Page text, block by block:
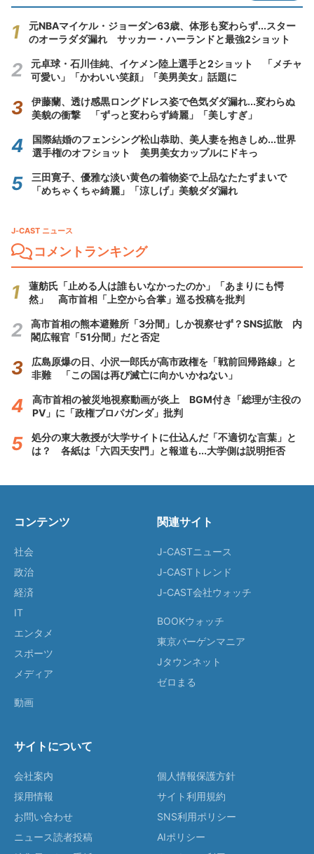
元NBAマイケル・ジョーダン63歳、体形も変わらず...スター
のオーラダダ漏れ サッカー・ハーランドと最強2ショット
元卓球・石川佳純、イケメン陸上選手と2ショット 「メチャ
可愛い」「かわいい笑顔」「美男美女」話題に
伊藤蘭、透け感黒ロングドレス姿で色気ダダ漏れ...変わらぬ
美貌の衝撃 「ずっと変わらず綺麗」「美しすぎ」
国際結婚のフェンシング松山恭助、美人妻を抱きしめ...世界
選手権のオフショット 美男美女カップルにドキっ
三田寛子、優雅な淡い黄色の着物姿で上品なたたずまいで
「めちゃくちゃ綺麗」「涼しげ」美貌ダダ漏れ
J-CAST ニュース
コメントランキング
蓮舫氏「止める人は誰もいなかったのか」「あまりにも愕
然」 高市首相「上空から合掌」巡る投稿を批判
高市首相の熊本避難所「3分間」しか視察せず？SNS拡散 内
閣広報官「51分間」だと否定
広島原爆の日、小沢一郎氏が高市政権を「戦前回帰路線」と
非難 「この国は再び滅亡に向かいかねない」
高市首相の被災地視察動画が炎上 BGM付き「総理が主役の
PV」に「政権プロパガンダ」批判
処分の東大教授が大学サイトに仕込んだ「不適切な言葉」と
は？ 各紙は「六四天安門」と報道も...大学側は説明拒否
コンテンツ
社会
政治
経済
IT
エンタメ
スポーツ
メディア
動画
関連サイト
J-CASTニュース
J-CASTトレンド
J-CAST会社ウォッチ
BOOKウォッチ
東京バーゲンマニア
Jタウンネット
ゼロまる
サイトについて
会社案内
採用情報
お問い合わせ
ニュース読者投稿
個人情報保護方針
サイト利用規約
SNS利用ポリシー
AIポリシー